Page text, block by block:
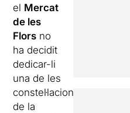
el Mercat
de les
Flors no
ha decidit
dedicar-li
una de les
constel·lacions
de la